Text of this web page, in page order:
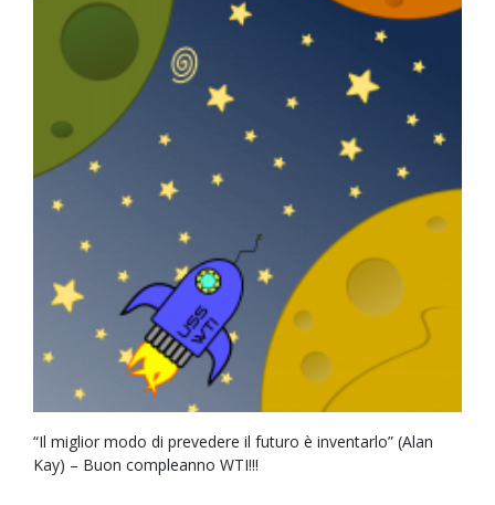
“Il miglior modo di prevedere il futuro è inventarlo” (Alan
Kay) – Buon compleanno WTI!!!